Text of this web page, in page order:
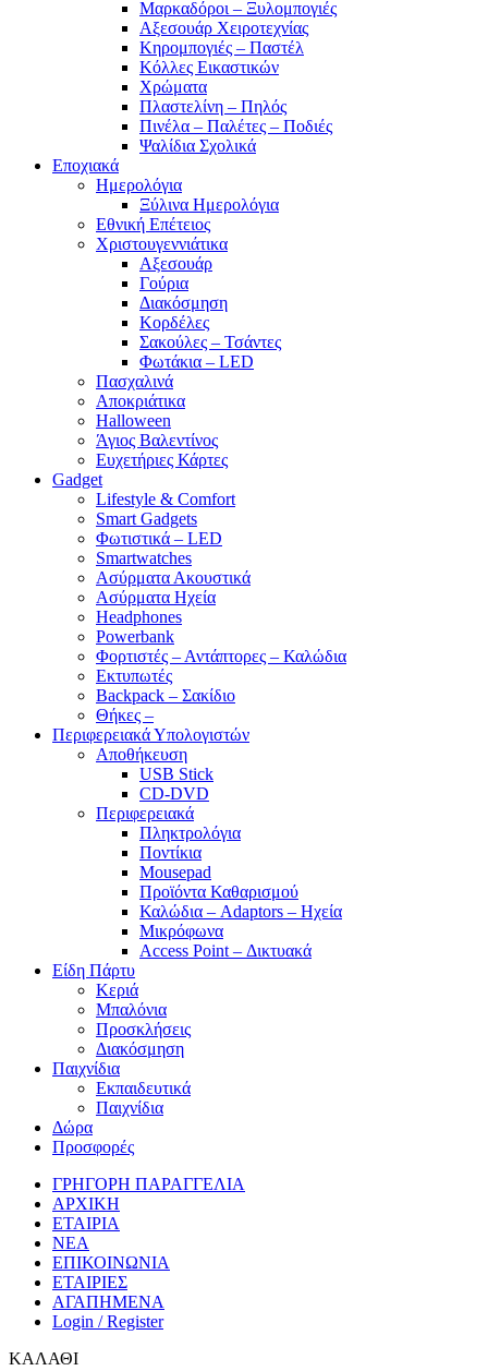
Μαρκαδόροι – Ξυλομπογιές
Αξεσουάρ Χειροτεχνίας
Κηρομπογιές – Παστέλ
Κόλλες Εικαστικών
Χρώματα
Πλαστελίνη – Πηλός
Πινέλα – Παλέτες – Ποδιές
Ψαλίδια Σχολικά
Εποχιακά
Ημερολόγια
Ξύλινα Ημερολόγια
Εθνική Επέτειος
Χριστουγεννιάτικα
Αξεσουάρ
Γούρια
Διακόσμηση
Κορδέλες
Σακούλες – Τσάντες
Φωτάκια – LED
Πασχαλινά
Αποκριάτικα
Halloween
Άγιος Βαλεντίνος
Ευχετήριες Κάρτες
Gadget
Lifestyle & Comfort
Smart Gadgets
Φωτιστικά – LED
Smartwatches
Ασύρματα Ακουστικά
Ασύρματα Ηχεία
Headphones
Powerbank
Φορτιστές – Αντάπτορες – Καλώδια
Εκτυπωτές
Backpack – Σακίδιο
Θήκες –
Περιφερειακά Υπολογιστών
Αποθήκευση
USB Stick
CD-DVD
Περιφερειακά
Πληκτρολόγια
Ποντίκια
Mousepad
Προϊόντα Καθαρισμού
Καλώδια – Adaptors – Ηχεία
Μικρόφωνα
Access Point – Δικτυακά
Είδη Πάρτυ
Κεριά
Μπαλόνια
Προσκλήσεις
Διακόσμηση
Παιχνίδια
Εκπαιδευτικά
Παιχνίδια
Δώρα
Προσφορές
ΓΡΗΓΟΡΗ ΠΑΡΑΓΓΕΛΙΑ
ΑΡΧΙΚΗ
ΕΤΑΙΡΙΑ
ΝΕΑ
ΕΠΙΚΟΙΝΩΝΙΑ
ΕΤΑΙΡΙΕΣ
ΑΓΑΠΗΜΕΝΑ
Login / Register
ΚΑΛΑΘΙ